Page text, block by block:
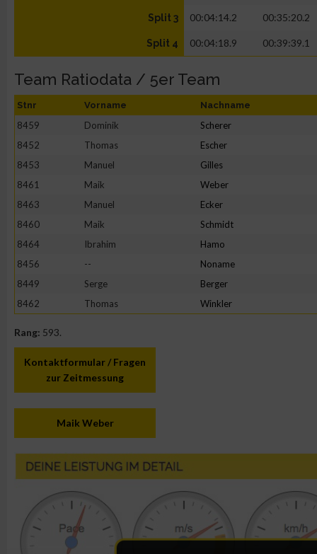
Split 3 00:04:14.2 00:35:20.2
Split 4 00:04:18.9 00:39:39.1
Team Ratiodata / 5er Team
Stnr Vorname Nachname
8459 Dominik Scherer
8452
Thomas Escher
8453
Manuel Gilles
8461
Maik Weber
8463
Manuel Ecker
8460
Maik Schmidt
8464
Ibrahim Hamo
8456
-- Noname
8449
Serge Berger
8462
Thomas Winkler
Rang: 593.
Kontaktformular / Fragen
zur Zeitmessung
Maik Weber